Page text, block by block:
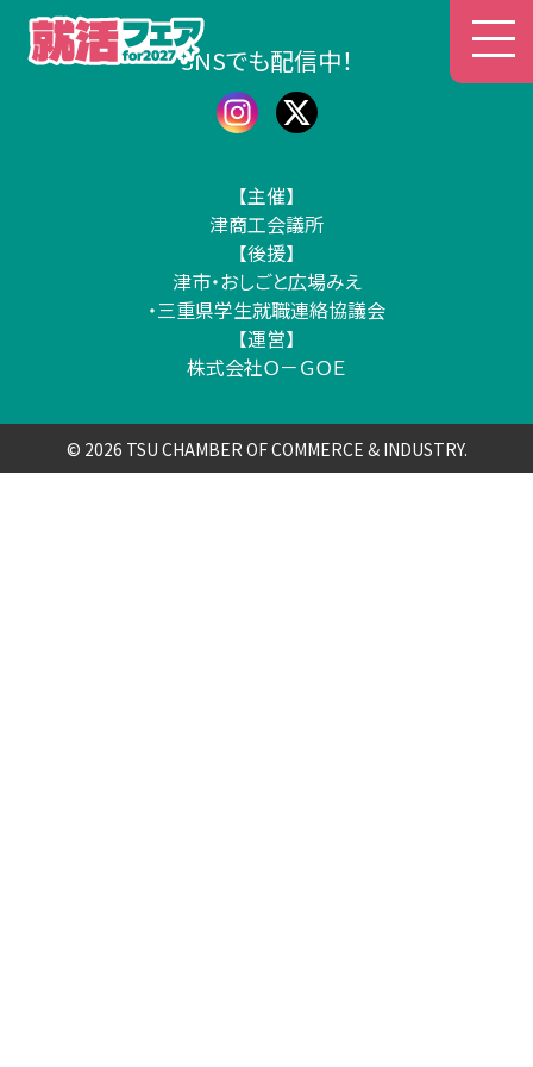
津商工会議所 就活
SNSでも配信中！
【主催】
津商工会議所
【後援】
津市・おしごと広場みえ
・三重県学生就職連絡協議会
【運営】
株式会社Ｏ－ＧＯＥ
© 2026 TSU CHAMBER OF COMMERCE & INDUSTRY.